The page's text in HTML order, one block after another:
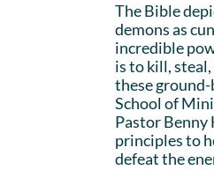
The Bible
demons as
incredible
is to kill,
these
School of
Pastor Benny
principles to
defeat the